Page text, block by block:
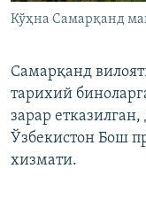
Кўҳна Самарқанд
Самарқанд
тарихий
зарар етказилган,
Ўзбекистон Бош
хизмати.